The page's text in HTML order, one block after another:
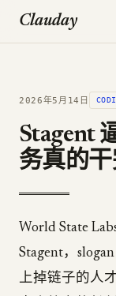
Clauday
2026年5月14日
Stagent
务真的
World State
Stagent，
上掉链子的人